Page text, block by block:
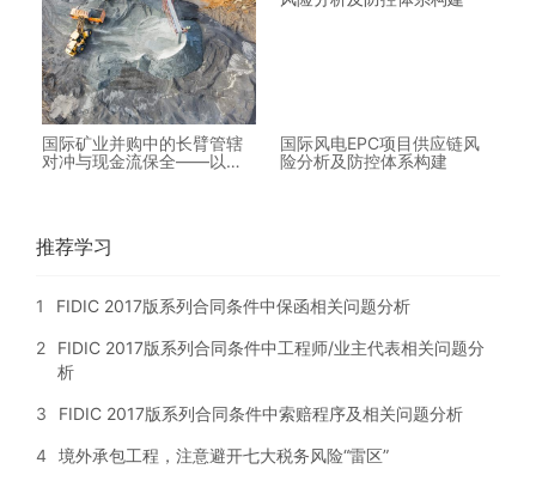
国际矿业并购中的长臂管辖
对冲与现金流保全——以阿
国际风电EPC项目供应链风
险分析及防控体系构建
推荐学习
1 FIDIC 2017版系列合同条件中保函相关问题分析
2
FIDIC 2017版系列合同条件中工程师/业主代表相关问题分
析
3 FIDIC 2017版系列合同条件中索赔程序及相关问题分析
4 境外承包工程，注意避开七大税务风险“雷区”